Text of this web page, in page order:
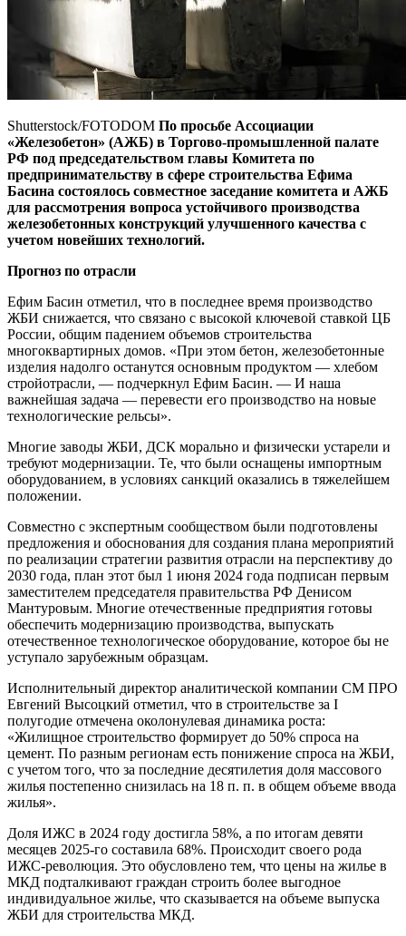
Shutterstock/FOTODOM По просьбе Ассоциации
«Железобетон» (АЖБ) в Торгово-промышленной палате
РФ под председательством главы Комитета по
предпринимательству в сфере строительства Ефима
Басина состоялось совместное заседание комитета и АЖБ
для рассмотрения вопроса устойчивого производства
железобетонных конструкций улучшенного качества с
учетом новейших технологий.
Прогноз по отрасли
Ефим Басин отметил, что в последнее время производство
ЖБИ снижается, что связано с высокой ключевой ставкой ЦБ
России, общим падением объемов строительства
многоквартирных домов. «При этом бетон, железобетонные
изделия надолго останутся основным продуктом — хлебом
стройотрасли, — подчеркнул Ефим Басин. — И наша
важнейшая задача — перевести его производство на новые
технологические рельсы».
Многие заводы ЖБИ, ДСК морально и физически устарели и
требуют модернизации. Те, что были оснащены импортным
оборудованием, в условиях санкций оказались в тяжелейшем
положении.
Совместно с экспертным сообществом были подготовлены
предложения и обоснования для создания плана мероприятий
по реализации стратегии развития отрасли на перспективу до
2030 года, план этот был 1 июня 2024 года подписан первым
заместителем председателя правительства РФ Денисом
Мантуровым. Многие отечественные предприятия готовы
обеспечить модернизацию производства, выпускать
отечественное технологическое оборудование, которое бы не
уступало зарубежным образцам.
Исполнительный директор аналитической компании СМ ПРО
Евгений Высоцкий отметил, что в строительстве за I
полугодие отмечена околонулевая динамика роста:
«Жилищное строительство формирует до 50% спроса на
цемент. По разным регионам есть понижение спроса на ЖБИ,
с учетом того, что за последние десятилетия доля массового
жилья постепенно снизилась на 18 п. п. в общем объеме ввода
жилья».
Доля ИЖС в 2024 году достигла 58%, а по итогам девяти
месяцев 2025-го составила 68%. Происходит своего рода
ИЖС-революция. Это обусловлено тем, что цены на жилье в
МКД подталкивают граждан строить более выгодное
индивидуальное жилье, что сказывается на объеме выпуска
ЖБИ для строительства МКД.